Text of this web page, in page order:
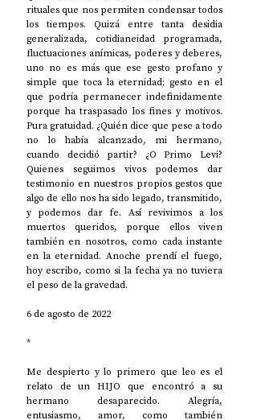
rituales que nos permiten condensar todos
los tiempos. Quizá entre tanta desidia
generalizada, cotidianeidad programada,
fluctuaciones anímicas, poderes y deberes,
uno no es más que ese gesto profano y
simple que toca la eternidad; gesto en el
que podría permanecer indefinidamente
porque ha traspasado los fines y motivos.
Pura gratuidad. ¿Quién dice que pese a todo
no lo había alcanzado, mi hermano,
cuando decidió partir? ¿O Primo Levi?
Quienes seguimos vivos podemos dar
testimonio en nuestros propios gestos que
algo de ello nos ha sido legado, transmitido,
y podemos dar fe. Así revivimos a los
muertos queridos, porque ellos viven
también en nosotros, como cada instante
en la eternidad. Anoche prendí el fuego,
hoy escribo, como si la fecha ya no tuviera
el peso de la gravedad.
6 de agosto de 2022
*
Me despierto y lo primero que leo es el
relato de un HIJO que encontró a su
hermano desaparecido. Alegría,
entusiasmo, amor, como también